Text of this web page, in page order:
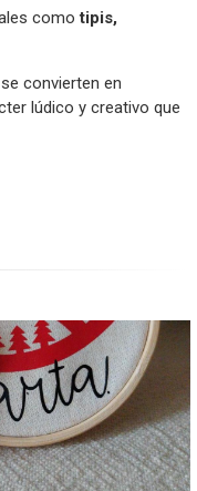
comotipis,
convierten en
lúdico y creativo que